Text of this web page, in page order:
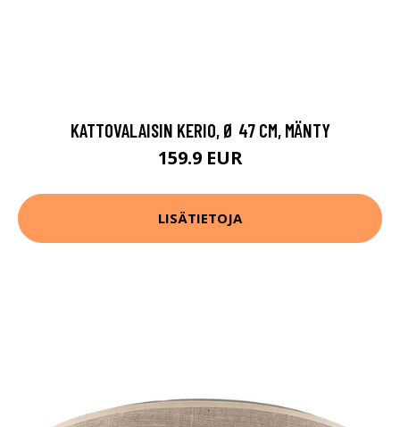
KATTOVALAISIN KERIO, Ø 47 CM, MÄNTY
159.9 EUR
LISÄTIETOJA